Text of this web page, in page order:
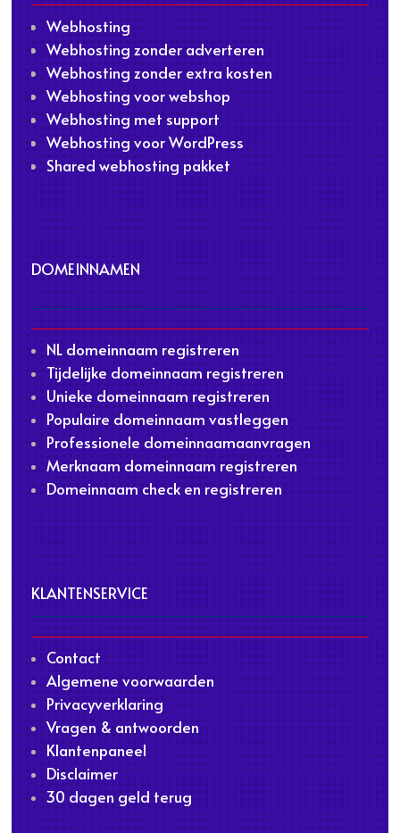
Webhosting
Webhosting zonder adverteren
Webhosting zonder extra kosten
Webhosting voor webshop
Webhosting met support
Webhosting voor WordPress
Shared webhosting pakket
DOMEINNAMEN
NL domeinnaam registreren
Tijdelijke domeinnaam registreren
Unieke domeinnaam registreren
Populaire domeinnaam vastleggen
Professionele domeinnaamaanvragen
Merknaam domeinnaam registreren
Domeinnaam check en registreren
KLANTENSERVICE
Contact
Algemene voorwaarden
Privacyverklaring
Vragen & antwoorden
Klantenpaneel
Disclaimer
30 dagen geld terug